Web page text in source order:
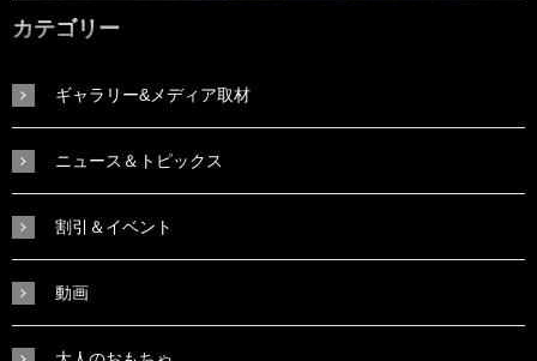
カテゴリー
ギャラリー&メディア取材
ニュース＆トピックス
割引＆イベント
動画